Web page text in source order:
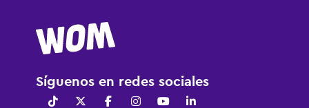
Síguenos en redes sociales